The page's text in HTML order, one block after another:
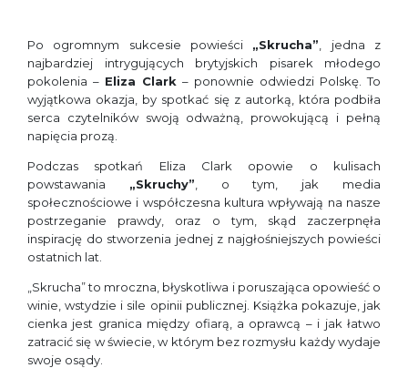
Po ogromnym sukcesie powieści „Skrucha” , jedna z
najbardziej intrygujących brytyjskich pisarek młodego
pokolenia – Eliza Clark – ponownie odwiedzi Polskę. To
wyjątkowa okazja, by spotkać się z autorką, która podbiła
serca czytelników swoją odważną, prowokującą i pełną
napięcia prozą.
Podczas spotkań Eliza Clark opowie o kulisach
powstawania „Skruchy” , o tym, jak media
społecznościowe i współczesna kultura wpływają na nasze
postrzeganie prawdy, oraz o tym, skąd zaczerpnęła
inspirację do stworzenia jednej z najgłośniejszych powieści
ostatnich lat.
„Skrucha” to mroczna, błyskotliwa i poruszająca opowieść o
winie, wstydzie i sile opinii publicznej. Książka pokazuje, jak
cienka jest granica między ofiarą, a oprawcą – i jak łatwo
zatracić się w świecie, w którym bez rozmysłu każdy wydaje
swoje osądy.